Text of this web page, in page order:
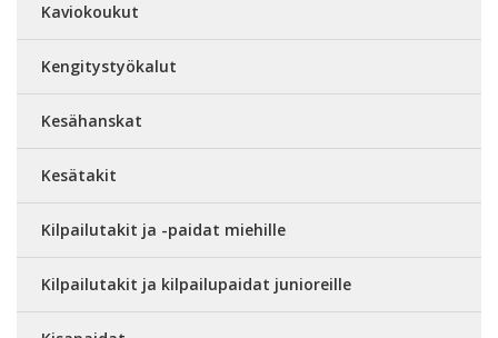
Kaviokoukut
Kengitystyökalut
Kesähanskat
Kesätakit
Kilpailutakit ja -paidat miehille
Kilpailutakit ja kilpailupaidat junioreille